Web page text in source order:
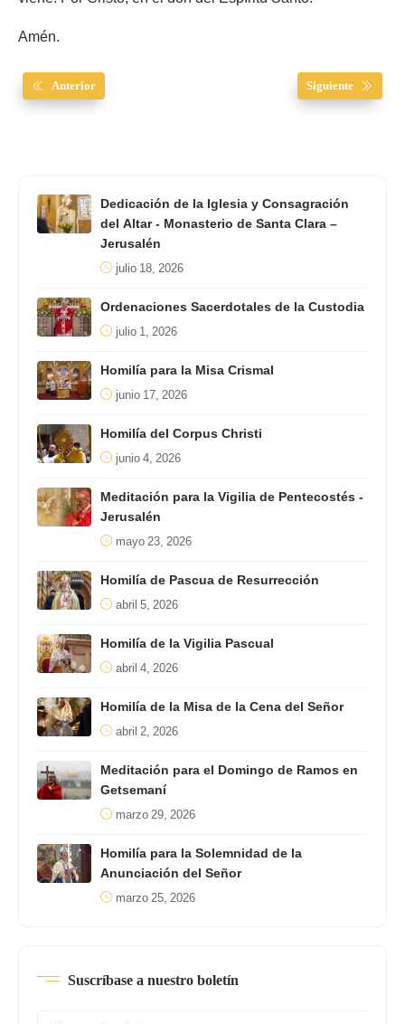
Amén.
Anterior Siguiente
Dedicación de la Iglesia y Consagración
del Altar - Monasterio de Santa Clara –
Jerusalén
julio 18, 2026
Ordenaciones Sacerdotales de la Custodia
julio 1, 2026
Homilía para la Misa Crismal
junio 17, 2026
Homilía del Corpus Christi
junio 4, 2026
Meditación para la Vigilia de Pentecostés -
Jerusalén
mayo 23, 2026
Homilía de Pascua de Resurrección
abril 5, 2026
Homilía de la Vigilia Pascual
abril 4, 2026
Homilía de la Misa de la Cena del Señor
abril 2, 2026
Meditación para el Domingo de Ramos en
Getsemaní
marzo 29, 2026
Homilía para la Solemnidad de la
Anunciación del Señor
marzo 25, 2026
Suscríbase a nuestro boletín